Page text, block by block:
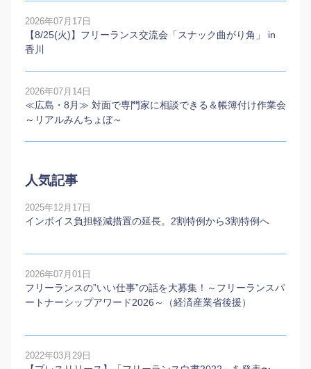
2026年07月17日
【8/25(火)】フリーランス交流会「スナック曲がり角」 in
香川
2026年07月14日
≪広島・8月≫ 対面で専門家に相談できる＆帳簿付け作業会
～リアルみんちょぼ～
人気記事
2025年12月17日
インボイス負担軽減措置の延長。2割特例から3割特例へ
2026年07月01日
フリーランスの”いい仕事”の話を大募集！～フリーランスパ
ートナーシップアワード2026～（経済産業省後援）
2022年03月29日